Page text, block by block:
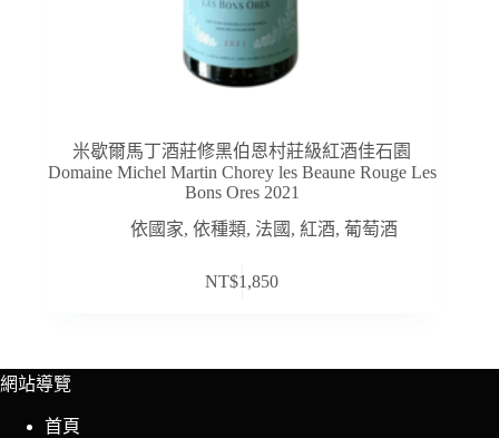
米歇爾馬丁酒莊修黑伯恩村莊級紅酒佳石園
Domaine Michel Martin Chorey les Beaune Rouge Les
Bons Ores 2021
依國家,依種類, 法國 ,紅酒,葡萄酒
NT$1,850
網站導覽
首頁